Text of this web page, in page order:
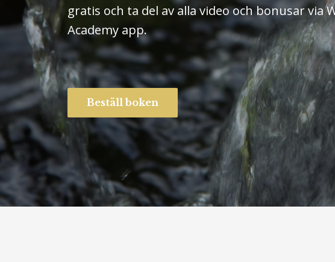
gratis och ta del av alla video och bonusar via
Academy app.
Beställ boken